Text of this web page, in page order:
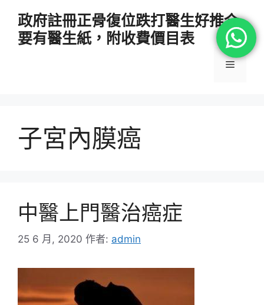
政府註冊正骨復位跌打醫生好推介
要有醫生紙，附收費價目表
選
子宮內膜癌
中醫上門醫治癌症
25 6 月, 2020 作者: admin